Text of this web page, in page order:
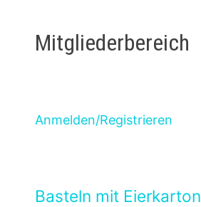
Mitgliederbereich
Anmelden/Registrieren
Basteln mit Eierkarton